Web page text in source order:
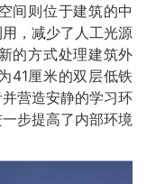
间则位于建筑的中
，减少了人工光源
的方式处理建筑外
41厘米的双层低铁
营造安静的学习环
步提高了内部环境